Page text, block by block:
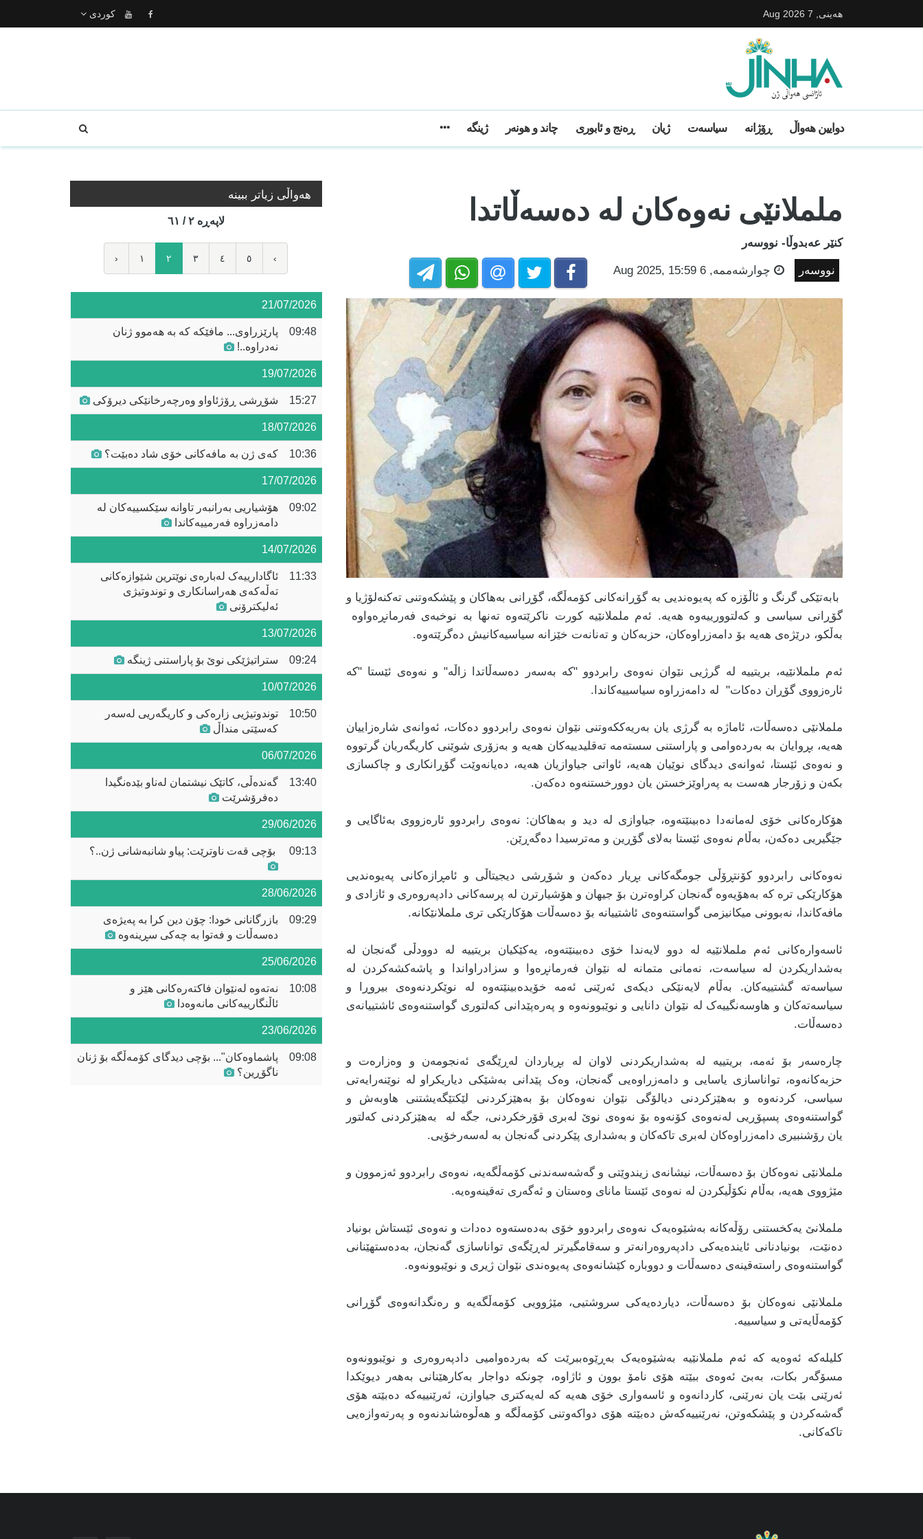
هه‌ینی, 7 Aug 2026 كوردى
دوایین ھەواڵ ڕۆژانە سیاسەت ژیان ڕەنج و ئابوری چاند و هونەر ژینگه
ململانێی نەوەکان لە دەسەڵاتدا
کنێر عەبدوڵا- نووسەر
نووسەر چوارشه‌ممه‌, 6 Aug 2025, 15:59
بابەتێکی گرنگ و ئاڵۆزە کە پەیوەندیی بە گۆڕانەکانی کۆمەڵگە، گۆڕانی بەهاکان و پێشکەوتنی تەکنەلۆژیا و
گۆڕانی سیاسی و کەلتوورییەوە هەیە. ئەم ململانێیە کورت ناکرێتەوە تەنها بە نوخبەی فەرمانڕەواوە
بەڵکو، درێژەی هەیە بۆ دامەزراوەکان، حزبەکان و تەنانەت خێزانە سیاسیەکانیش دەگرێتەوە.
ئەم ململانێیە، بریتییە لە گرژیی نێوان نەوەی رابردوو "کە بەسەر دەسەڵاتدا زاڵە" و نەوەی ئێستا "کە
ئارەزووی گۆڕان دەکات" لە دامەزراوە سیاسییەکاندا.
ململانێی دەسەڵات، ئاماژە بە گرژی یان بەریەککەوتنی نێوان نەوەی رابردوو دەکات، ئەوانەی شارەزاییان
هەیە، بڕوایان بە بەردەوامی و پاراستنی سستەمە تەقلیدییەکان هەیە و بەزۆری شوێنی کاریگەریان گرتووە
و نەوەی ئێستا، ئەوانەی دیدگای نوێیان هەیە، ئاواتی جیاوازیان هەیە، دەیانەوێت گۆڕانکاری و چاکسازی
بکەن و زۆرجار هەست بە پەراوێزخستن یان دوورخستنەوە دەکەن.
هۆکارەکانی خۆی لەمانەدا دەبینێتەوە، جیاوازی لە دید و بەهاکان: نەوەی رابردوو ئارەزووی بەئاگایی و
جێگیریی دەکەن، بەڵام نەوەی ئێستا بەلای گۆڕین و مەترسیدا دەگەڕێن.
نەوەکانی رابردوو کۆنتڕۆڵی جومگەکانی بڕیار دەکەن و شۆڕشی دیجیتاڵی و ئامڕازەکانی پەیوەندیی
هۆکارێکی ترە کە بەهۆیەوە گەنجان کراوەترن بۆ جیهان و هۆشیارترن لە پرسەکانی دادپەروەری و ئازادی و
مافەکاندا، نەبوونی میکانیزمی گواستنەوەی ئاشتییانە بۆ دەسەڵات هۆکارێکی تری ململانێکانە.
ئاسەوارەکانی ئەم ململانێیە لە دوو لایەندا خۆی دەبینێتەوە، یەکێکیان بریتییە لە دوودڵی گەنجان لە
بەشداریکردن لە سیاسەت، نەمانی متمانە لە نێوان فەرمانڕەوا و سزادراواندا و پاشەکشەکردن لە
سیاسەتە گشتییەکان. بەڵام لایەنێکی دیکەی ئەرێنی ئەمە خۆیدەبینێتەوە لە نوێکردنەوەی بیروڕا و
سیاسەتەکان و هاوسەنگییەک لە نێوان دانایی و نوێبوونەوە و پەرەپێدانی کەلتوری گواستنەوەی ئاشتییانەی
دەسەڵات.
چارەسەر بۆ ئەمە، بریتییە لە بەشداریکردنی لاوان له بڕیاردان لەڕێگەی ئەنجومەن و وەزارەت و
حزبەکانەوە، تواناسازی یاسایی و دامەزراوەیی گەنجان، وەک پێدانی بەشێکی دیاریکراو لە نوێنەرایەتی
سیاسی، کردنەوە و بەهێزکردنی دیالۆگی نێوان نەوەکان بۆ بەهێزکردنی لێکتێگەیشتنی هاوبەش و
گواستنەوەی پسپۆڕیی لەنەوەی کۆنەوە بۆ نەوەی نوێ لەبری قۆرخکردنی، جگە لە بەهێزکردنی کەلتور
یان رۆشنبیری دامەزراوەکان لەبری تاکەکان و بەشداری پێکردنی گەنجان بە لەسەرخۆیی.
ململانێی نەوەکان بۆ دەسەڵات، نیشانەی زیندوێتی و گەشەسەندنی کۆمەڵگەیە، نەوەی رابردوو ئەزموون و
مێژووی هەیە، بەڵام نکۆڵیکردن لە نەوەی ئێستا مانای وەستان و ئەگەری تەقینەوەیە.
ململانێ یەکخستنی رۆڵەکانە بەشێوەیەک نەوەی رابردوو خۆی بەدەستەوە دەدات و نەوەی ئێستاش بونیاد
دەنێت، بونیادنانی ئایندەیەکی دادپەروەرانەتر و سەقامگیرتر لەڕێگەی تواناسازی گەنجان، بەدەستهێنانی
گواستنەوەی راستەقینەی دەسەڵات و دووبارە کێشانەوەی پەیوەندی نێوان ژیری و نوێبوونەوە.
ململانێی نەوەکان بۆ دەسەڵات، دیاردەیەکی سروشتیی، مێژوویی کۆمەڵگەیە و رەنگدانەوەی گۆڕانی
کۆمەڵایەتی و سیاسییە.
کلیلەکە ئەوەیە کە ئەم ململانێیە بەشێوەیەک بەڕێوەببرێت کە بەردەوامیی دادپەروەری و نوێبوونەوە
مسۆگەر بکات، بەبێ ئەوەی ببێتە هۆی نامۆ بوون و ئاژاوە، چونکە دواجار بەکارهێنانی بەهەر دیوێکدا
ئەرێنی بێت یان نەرێنی، کاردانەوە و ئاسەواری خۆی هەیە کە لەیەکتری جیاوازن، ئەرێنییەکە دەبێتە هۆی
گەشەکردن و پێشکەوتن، نەرێنییەکەش دەبێتە هۆی دواکەوتنی کۆمەڵگە و هەڵوەشاندنەوە و پەرتەوازەیی
تاکەکانی.
هه‌واڵی زیاتر ببینە
لاپه‌ڕه‌ ٢ / ٦١
‹ ١ ٢ ٣ ٤ ٥ ›
21/07/2026
09:48
پارێزراوی... مافێکە کە بە هەموو ژنان
نەدراوە..!
19/07/2026
15:27 شۆڕشی ڕۆژئاواو وەرچەرخانێکی دیرۆکی
18/07/2026
10:36 کەی ژن بە مافەکانی خۆی شاد دەبێت؟
17/07/2026
09:02
هۆشیاریی بەرانبەر تاوانە سێکسییەکان لە
دامەزراوە فەرمییەکاندا
14/07/2026
11:33
ئاگادارییەک لەبارەی نوێترین شێوازەکانی
تەڵەکەی هەراسانکاری و توندوتیژی
ئەلیکترۆنی
13/07/2026
09:24 ستراتیژێکی نوێ بۆ پاراستنی ژینگە
10/07/2026
10:50
توندوتیژیی زارەکی و کاریگەریی لەسەر
کەسێتی منداڵ
06/07/2026
13:40
گەندەڵی، کاتێک نیشتمان لەناو بێدەنگیدا
دەفرۆشرێت
29/06/2026
09:13
28/06/2026
09:29
بازرگانانی خودا: چۆن دین کرا بە پەیژەی
دەسەڵات و فەتوا بە چەکی سڕینەوە
25/06/2026
10:08
نه‌ته‌وه‌ له‌نێوان فاكته‌ره‌كانى هێز و
ئاڵنگارییه‌كانى مانه‌وه‌دا
23/06/2026
09:08
پاشماوەکان"... بۆچی دیدگای کۆمەڵگە بۆ ژنان
ناگۆڕین؟